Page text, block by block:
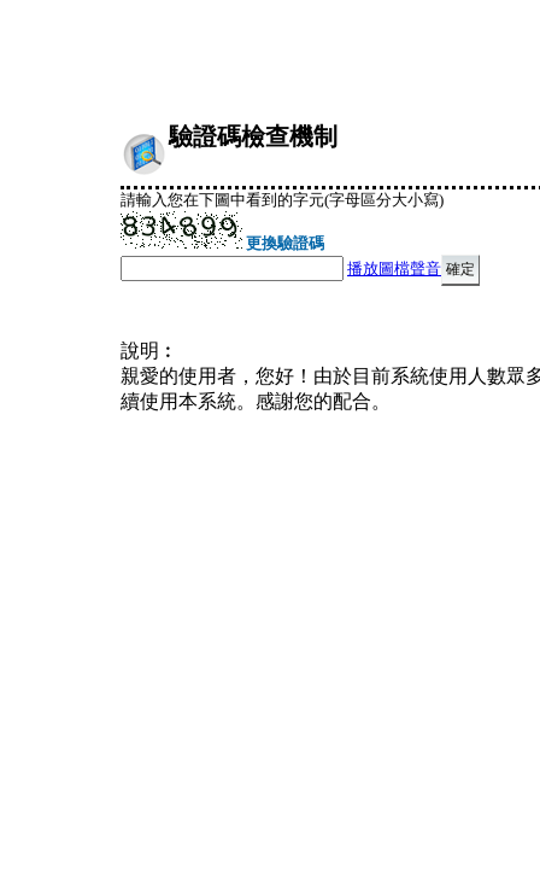
驗證碼檢查機制
請輸入您在下圖中看到的字元(字母區分大小寫)
更換驗證碼
播放圖檔聲音
說明︰
親愛的使用者，您好！由於目前系統使用人數眾
續使用本系統。感謝您的配合。